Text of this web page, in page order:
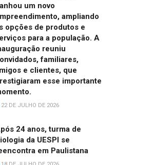
um novo
ampliando
opções de produtos e
para a população. A
reuniu
familiares,
e clientes, que
esse importante
22 DE JULHO DE 2026
24 anos, turma de
da UESPI se
em Paulistana